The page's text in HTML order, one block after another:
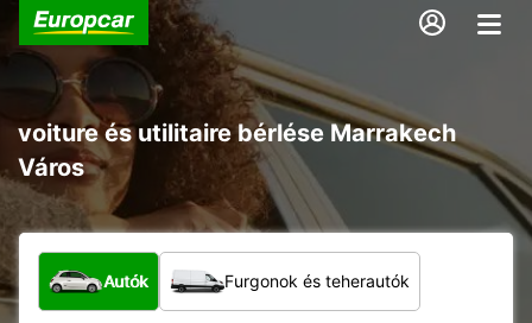
voiture és utilitaire bérlése Marrakech
Város
Milyen típusú jármű?
Autók Furgonok és teherautók